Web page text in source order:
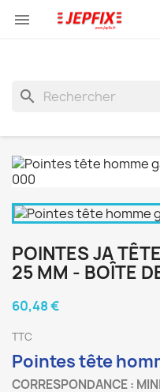

search
POINTES JA
25 MM - BOÎTE
60,48 €
TTC
Pointes tête
CORRESPONDANCE :